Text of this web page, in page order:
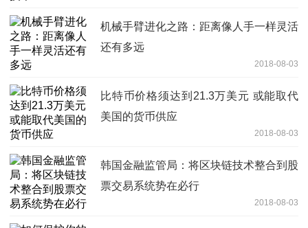
机械手臂进化之路：距离像人手一样灵活
还有多远
2018-08-03
比特币价格须达到21.3万美元 或能取代
美国的货币供应
2018-08-03
韩国金融监管局：将区块链技术整合到股
票交易系统势在必行
2018-08-03